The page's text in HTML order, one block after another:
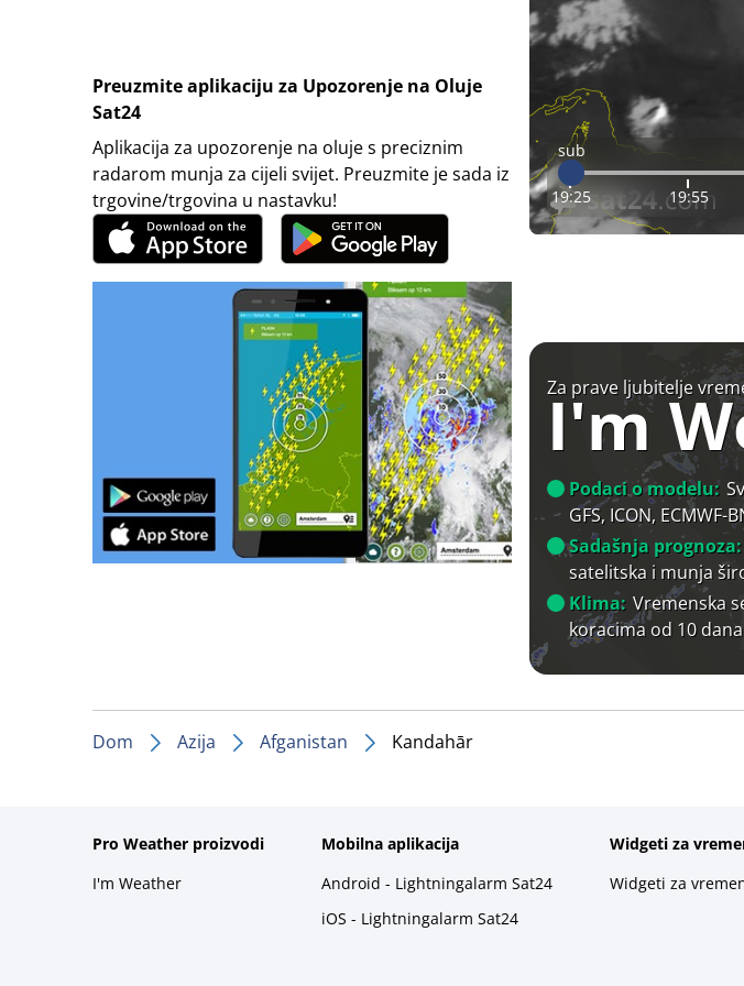
Preuzmite aplikaciju za Upozorenje na Oluje
Sat24
Aplikacija za upozorenje na oluje s preciznim
radarom munja za cijeli svijet. Preuzmite je sada iz
trgovine/trgovina u nastavku!
sub
19:25 19:55
Za prave ljubitelje
I'm
Podaci o modelu:
GFS, ICON, ECMWF-
Sadašnja prognoza:
satelitska i munja
Klima: Vremenska
koracima od 10
Dom Azija Afganistan Kandahār
Pro Weather proizvodi
I'm Weather
Mobilna aplikacija
Android - Lightningalarm Sat24
iOS - Lightningalarm Sat24
Widgeti za
Widgeti za